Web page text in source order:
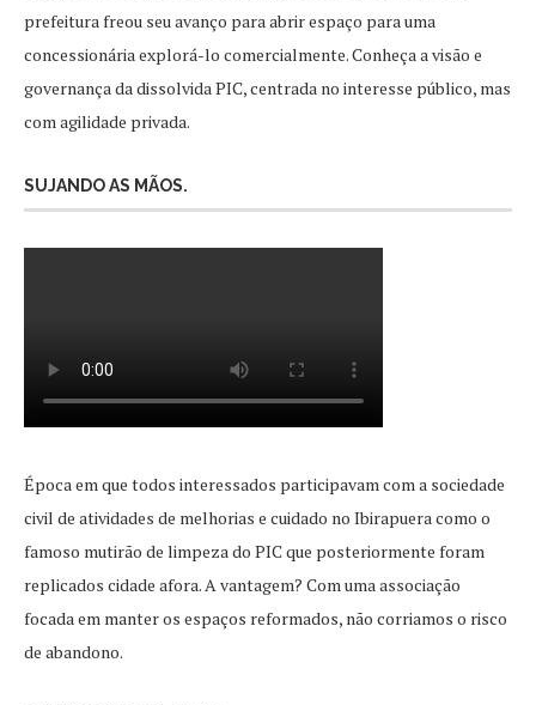
prefeitura freou seu avanço para abrir espaço para uma
concessionária explorá-lo comercialmente. Conheça a visão e
governança da dissolvida PIC, centrada no interesse público, mas
com agilidade privada.
SUJANDO AS MÃOS.
Época em que todos interessados participavam com a sociedade
civil de atividades de melhorias e cuidado no Ibirapuera como o
famoso mutirão de limpeza do PIC que posteriormente foram
replicados cidade afora. A vantagem? Com uma associação
focada em manter os espaços reformados, não corriamos o risco
de abandono.